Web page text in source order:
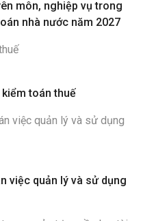
môn, nghiệp vụ trong
nhà nước năm 2027
toán thuế
việc quản lý và sử dụng